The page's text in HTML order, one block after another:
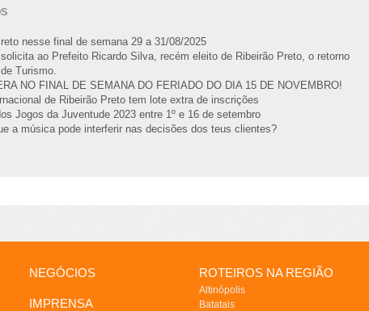
nesse final de semana 29 a 31/08/2025
ao Prefeito Ricardo Silva, recém eleito de Ribeirão Preto, o retorno
Turismo.
NO FINAL DE SEMANA DO FERIADO DO DIA 15 DE NOVEMBRO!
de Ribeirão Preto tem lote extra de inscrições
Jogos da Juventude 2023 entre 1º e 16 de setembro
a música pode interferir nas decisões dos teus clientes?
NEGÓCIOS
IMPRENSA
ROTEIROS NA REGIÃO
Altinópolis
Batatais